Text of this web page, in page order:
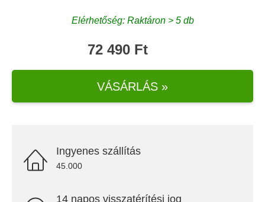
Elérhetőség: Raktáron > 5 db
72 490 Ft
VÁSÁRLÁS »
Ingyenes szállítás
45.000
14 napos visszatérítési jog